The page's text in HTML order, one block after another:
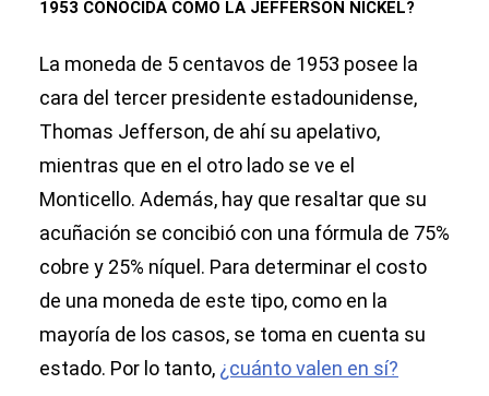
1953 CONOCIDA COMO LA JEFFERSON NICKEL?
La moneda de 5 centavos de 1953 posee la
cara del tercer presidente estadounidense,
Thomas Jefferson, de ahí su apelativo,
mientras que en el otro lado se ve el
Monticello. Además, hay que resaltar que su
acuñación se concibió con una fórmula de 75%
cobre y 25% níquel. Para determinar el costo
de una moneda de este tipo, como en la
mayoría de los casos, se toma en cuenta su
estado. Por lo tanto, ¿cuánto valen en sí?